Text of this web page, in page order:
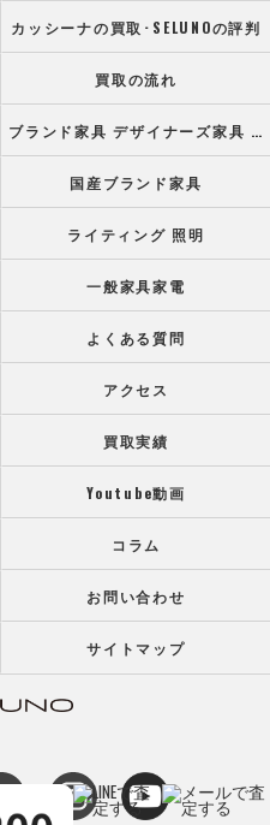
カッシーナの買取･SELUNOの評判
買取の流れ
ブランド家具 デザイナーズ家具 高級オフィス家具
国産ブランド家具
ライティング 照明
一般家具家電
よくある質問
アクセス
買取実績
Youtube動画
コラム
お問い合わせ
サイトマップ